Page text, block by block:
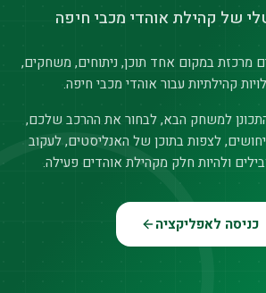
של קהילת אוהדי מכבי חיפה
מרכזת במקום אחד תוכן, ניתוחים, משחקים,
קהילתיות עבור אוהדי מכבי חיפה.
למשחק הבא, לבחור את ההרכב שלכם,
לצפות בתוכן של האנליסטים, לעקוב
ולהיות חלק מקהילת אוהדים פעילה.
כניסה לאפליקציה